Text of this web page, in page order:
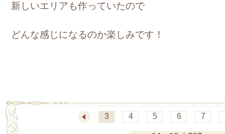
新しいエリアも作っていたので
どんな感じになるのか楽しみです！
3 4 5 6 7